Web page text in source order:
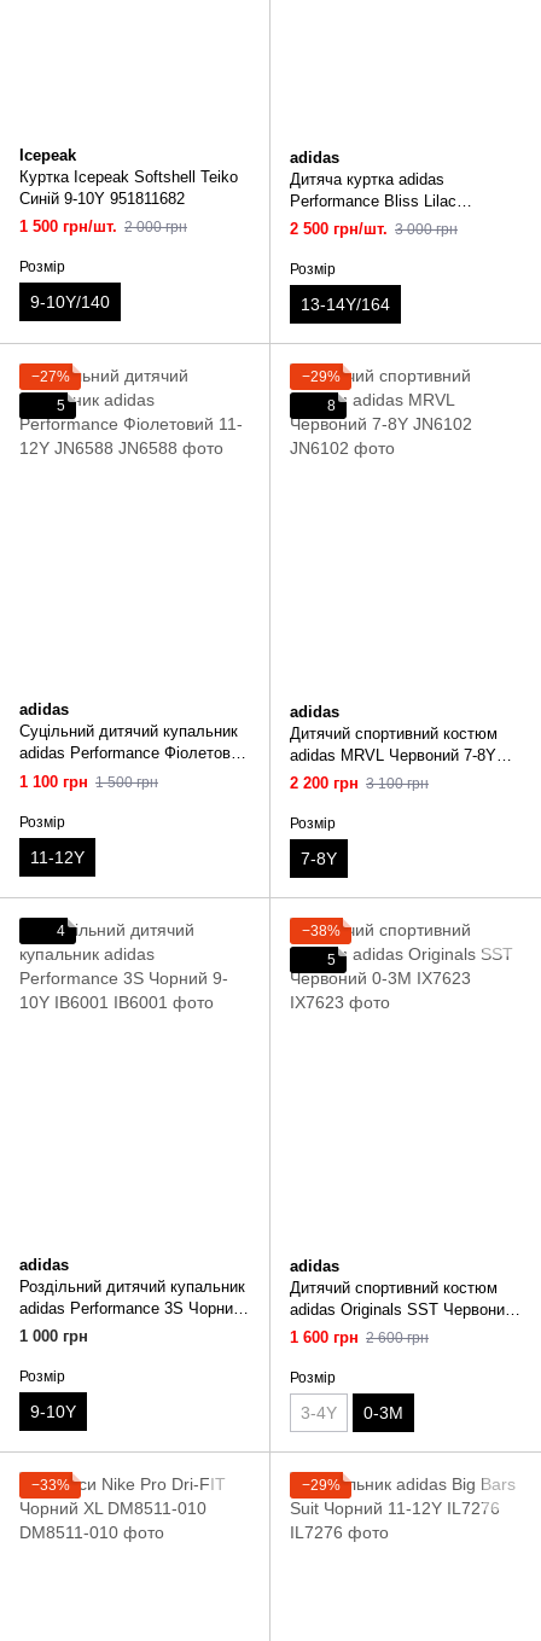
Icepeak
Куртка Icepeak Softshell Teiko
Синій 9-10Y 951811682
1 500 грн/шт. 2 000 грн
Розмір
9-10Y/140
adidas
Дитяча куртка adidas
Performance Bliss Lilac
Рожевий 13-14Y HM5208
2 500 грн/шт. 3 000 грн
Розмір
13-14Y/164
−27%
5
adidas
Суцільний дитячий купальник
adidas Performance Фіолетовий
11-12Y JN6588
1 100 грн 1 500 грн
Розмір
11-12Y
−29%
8
adidas
Дитячий спортивний костюм
adidas MRVL Червоний 7-8Y
JN6102
2 200 грн 3 100 грн
Розмір
7-8Y
4
adidas
Роздільний дитячий купальник
adidas Performance 3S Чорний
9-10Y IB6001
1 000 грн
Розмір
9-10Y
−38%
5
adidas
Дитячий спортивний костюм
adidas Originals SST Червоний
0-3M IX7623
1 600 грн 2 600 грн
Розмір
3-4Y 0-3M
−33% −29%